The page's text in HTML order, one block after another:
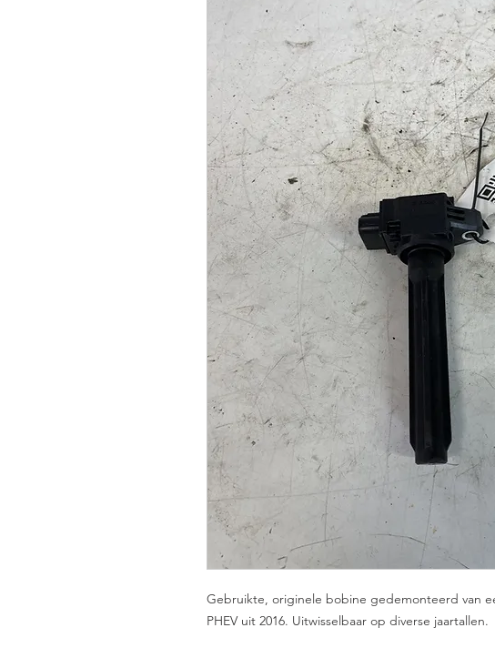
Gebruikte, originele bobine gedemonteerd van
PHEV uit 2016. Uitwisselbaar op diverse jaartallen.